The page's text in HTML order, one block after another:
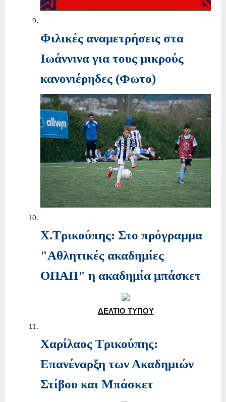
Φιλικές αναμετρήσεις στα
Ιωάννινα για τους μικρούς
κανονιέρηδες (Φωτο)
Χ.Τρικούπης: Στο πρόγραμμα
"Αθλητικές ακαδημίες
ΟΠΑΠ" η ακαδημία μπάσκετ
ΔΕΛΤΙΟ ΤΥΠΟΥ
Χαρίλαος Τρικούπης:
Επανέναρξη των Ακαδημιών
Στίβου και Μπάσκετ